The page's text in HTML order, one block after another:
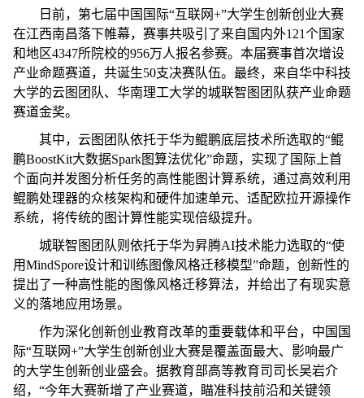
日前，第七届中国国际“互联网+”大学生创新创业大赛
在江西南昌落下帷幕，赛事共吸引了来自国内外121个国家
和地区4347所院校的956万人报名参赛。本届赛事首次增设
产业命题赛道，共诞生50支决赛队伍。最终，来自华中科技
大学的云图团队、华南理工大学的城联智图团队获产业命题
赛道金奖。
其中，云图团队依托于华为鲲鹏底层技术所选取的“鲲
鹏BoostKit大数据Spark图算法优化”命题，实现了国际上首
个面向并发图分析任务的高性能图计算系统，通过高效利用
鲲鹏处理器的众核架构和硬件加速单元、适配欧拉开源操作
系统，将传统的图计算性能实现倍级提升。
城联智图团队则依托于华为昇腾AI技术能力选取的“使
用MindSpore设计和训练图像风格迁移模型”命题，创新性的
提出了一种高性能的图像风格迁移算法，并给出了有现实意
义的落地应用场景。
作为深化创新创业教育改革的重要载体和平台，中国国
际“互联网+”大学生创新创业大赛是覆盖面最大、影响最广
的大学生创新创业盛会。据教育部高等教育司司长吴岩介
绍，“今年大赛新增了产业赛道，瞄准科技前沿和关键领